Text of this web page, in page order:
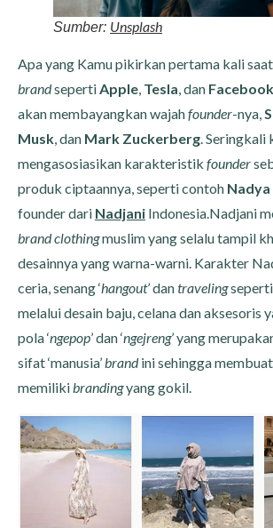
Sumber: Unsplash
Apa yang Kamu pikirkan pertama kali
brandsepertiApple, Tesla, dan Facebook
akan membayangkan wajahfounder-nya,
Musk, dan Mark Zuckerberg. Seringkali
mengasosiasikan karakteristik founder
produk ciptaannya, seperti contoh Nadya
founder dari Nadjani Indonesia.Nadjani
brand clothingmuslim yang selalu tampil
desainnya yang warna-warni. Karakter
ceria, senang ‘hangout’ dantraveling
melalui desain baju, celana dan aksesoris
pola ‘ngepop’ dan ‘ngejreng’ yang
sifat ‘manusia’brandini sehingga membuat
memilikibrandingyang gokil.